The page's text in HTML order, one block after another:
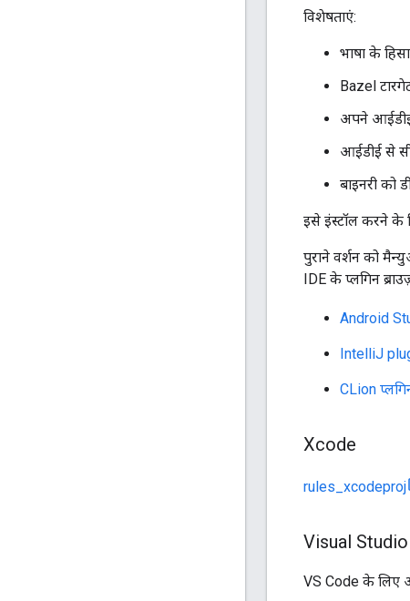
विशेषताएं:
भाषा के
Bazel
अपने
आईडीई से
बाइनरी को
इसे इंस्टॉल करने के
पुराने वर्शन को
IDE के प्लगिन
Android
IntelliJ
CLion
Xcode
rules_xcodeproj
Visual
VS Code के लिए